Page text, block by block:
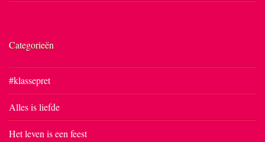
Categorieën
#klassepret
Alles is liefde
Het leven is een feest